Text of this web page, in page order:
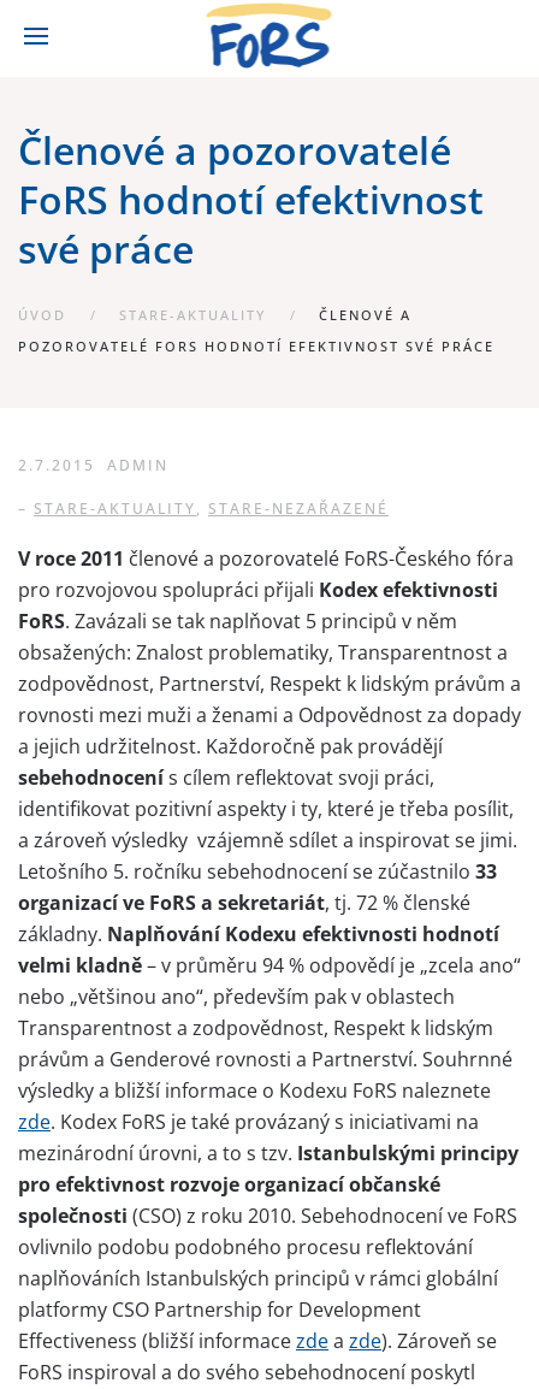
Členové a pozorovatelé
FoRS hodnotí efektivnost
své práce
ÚVOD STARE-AKTUALITY
ČLENOVÉ A
POZOROVATELÉ FORS HODNOTÍ EFEKTIVNOST SVÉ PRÁCE
2.7.2015 ADMIN
– STARE-AKTUALITY, STARE-NEZAŘAZENÉ
V roce 2011 členové a pozorovatelé FoRS-Českého fóra
pro rozvojovou spolupráci přijali Kodex efektivnosti
FoRS. Zavázali se tak naplňovat 5 principů v něm
obsažených: Znalost problematiky, Transparentnost a
zodpovědnost, Partnerství, Respekt k lidským právům a
rovnosti mezi muži a ženami a Odpovědnost za dopady
a jejich udržitelnost. Každoročně pak provádějí
sebehodnocenís cílem reflektovat svoji práci,
identifikovat pozitivní aspekty i ty, které je třeba posílit,
a zároveň výsledky vzájemně sdílet a inspirovat se jimi.
Letošního 5. ročníku sebehodnocení se zúčastnilo 33
organizací ve FoRS a sekretariát, tj. 72 % členské
základny. Naplňování Kodexu efektivnosti hodnotí
velmi kladně– v průměru 94 % odpovědí je „zcela ano“
nebo „většinou ano“, především pak v oblastech
Transparentnost a zodpovědnost, Respekt k lidským
právům a Genderové rovnosti a Partnerství. Souhrnné
výsledky a bližší informace o Kodexu FoRS naleznete
zde. Kodex FoRS je také provázaný s iniciativami na
mezinárodní úrovni, a to s tzv. Istanbulskými principy
pro efektivnost rozvoje organizací občanské
společnosti (CSO) z roku 2010. Sebehodnocení ve FoRS
ovlivnilo podobu podobného procesu reflektování
naplňováních Istanbulských principů v rámci globální
platformy CSO Partnership for Development
Effectiveness (bližší informacezdea zde). Zároveň se
FoRS inspiroval a do svého sebehodnocení poskytl